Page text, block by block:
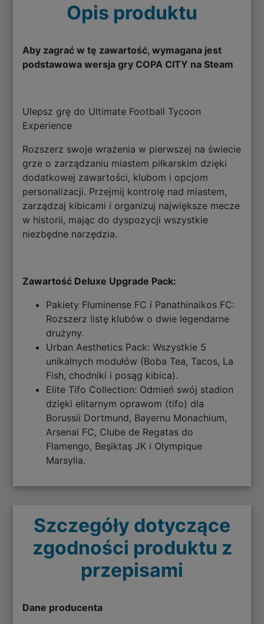
Opis produktu
Aby zagrać w tę zawartość, wymagana jest
podstawowa wersja gry COPA CITY na Steam
Ulepsz grę do Ultimate Football Tycoon
Experience
Rozszerz swoje wrażenia w pierwszej na świecie
grze o zarządzaniu miastem piłkarskim dzięki
dodatkowej zawartości, klubom i opcjom
personalizacji. Przejmij kontrolę nad miastem,
zarządzaj kibicami i organizuj największe mecze
w historii, mając do dyspozycji wszystkie
niezbędne narzędzia.
Zawartość Deluxe Upgrade Pack:
Pakiety Fluminense FC i Panathinaikos FC:
Rozszerz listę klubów o dwie legendarne
drużyny.
Urban Aesthetics Pack: Wszystkie 5
unikalnych modułów (Boba Tea, Tacos, La
Fish, chodniki i posąg kibica).
Elite Tifo Collection: Odmień swój stadion
dzięki elitarnym oprawom (tifo) dla
Borussii Dortmund, Bayernu Monachium,
Arsenal FC, Clube de Regatas do
Flamengo, Beşiktaş JK i Olympique
Marsylia.
Szczegóły dotyczące
zgodności produktu z
przepisami
Dane producenta